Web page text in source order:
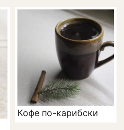
Кофе по-карибски